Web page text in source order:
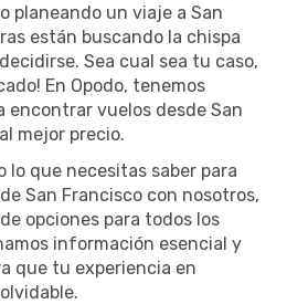
planeando un viaje a San
están buscando la chispa
Sea cual sea tu caso,
En Opodo, tenemos
encontrar vuelos desde San
mejor precio.
que necesitas saber para
San Francisco con nosotros,
opciones para todos los
información esencial y
que tu experiencia en